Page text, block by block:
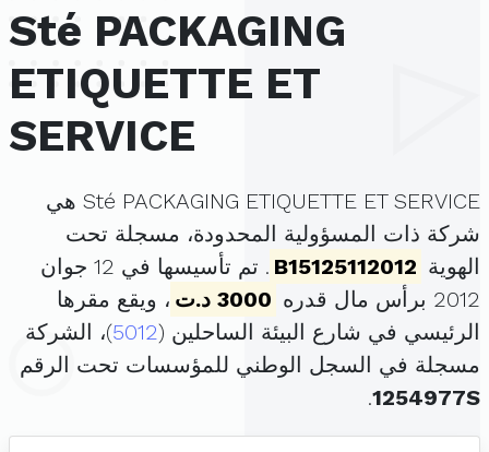
Sté PACKAGING
ETIQUETTE ET
SERVICE
Sté PACKAGING ETIQUETTE ET SERVICE هي
شركة ذات المسؤولية المحدودة، مسجلة تحت
الهوية B15125112012
. تم تأسيسها في 12 جوان
2012 برأس مال قدره
3000 د.ت
، ويقع مقرها
الرئيسي في شارع البيئة الساحلين (5012)، الشركة
مسجلة في السجل الوطني للمؤسسات تحت الرقم
1254977S
.